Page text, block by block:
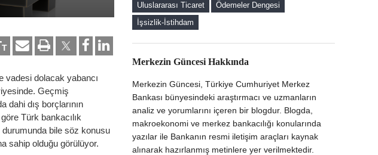
T
vadesi dolacak yabancı
Geçmiş
dahi dış borçlarının
Türk bankacılık
durumunda bile söz konusu
sahip olduğu görülüyor.
Merkezin Güncesi'ne Hoş Geldiniz
Uluslararası Ticaret
Ödemeler Dengesi
İşsizlik-İstihdam
Merkezin Güncesi Hakkında
Merkezin Güncesi, Türkiye Cumhuriyet Merkez
Bankası bünyesindeki araştırmacı ve uzmanların
analiz ve yorumlarını içeren bir blogdur. Blogda,
makroekonomi ve merkez bankacılığı konularında
yazılar ile Bankanın resmi iletişim araçları kaynak
alınarak hazırlanmış metinlere yer verilmektedir.